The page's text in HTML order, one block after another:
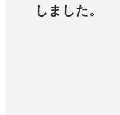
しました。